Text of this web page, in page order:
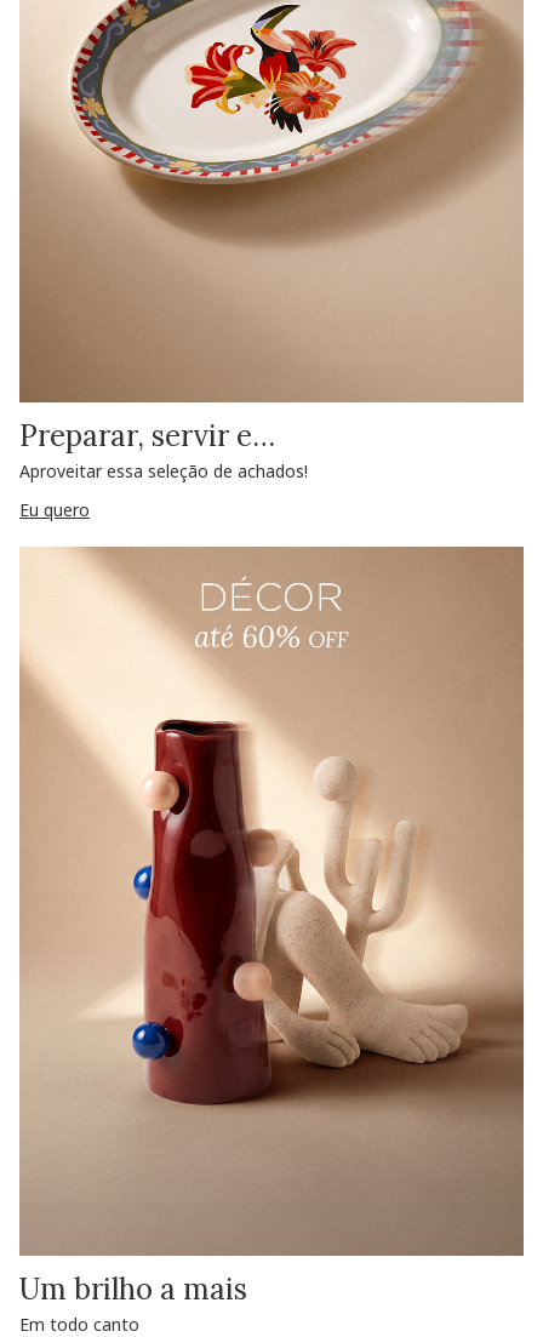
Preparar, servir e…
Aproveitar essa seleção de achados!
Eu quero
Um brilho a mais
Em todo canto